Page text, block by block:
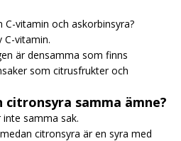
C-vitamin och askorbinsyra?
C-vitamin.
är densamma som finns
som citrusfrukter och
citronsyra samma ämne?
samma sak.
citronsyra är en syra med